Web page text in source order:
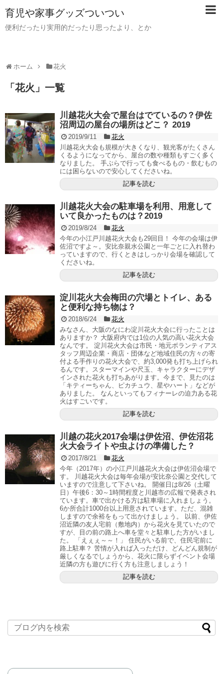
育児や家事グッズついつい
便利だったり実用的だったり思ったより、とか
ホーム 花火
「 花火 」 一覧
川越花火大会で屋台はでているの？伊佐
沼周辺の屋台の場所はどこ？ 2019
2019/9/11
花火
川越花火大会も規模が大きくなり、観光客がたくさん
くるようになってから、屋台の数や種類もすごく多く
なりました。 手ぶらで行っても食べるもの・飲むもの
には困らないので安心してくださいね。
記事を読む
川越花火大会の駐車場を利用、用意して
いて良かったものは？2019
2019/8/24
花火
今年の小江戸川越花火大会も29回目！ 今年の会場は伊
佐沼ですよ～。安比奈親水公園と一年ごとに入れ替わ
っていますので、行くときはしっかり会場を確認して
くださいね。
記事を読む
淀川花火大会梅田の穴場とトイレ、ある
と便利な持ち物は？
2018/6/24
花火
みなさん、大阪のなにわ淀川花火大会に行ったことは
ありますか？ 大阪府内では1位の人気の高い花火大会
なんです。 淀川花火大会は市民・地元ボランティアス
タッフ周辺企業・商店・団体など地域住民の方々の寄
付よる手作りの花火大会で、約3,000発も打ち上げられ
るんです。スターマインや尺玉、キャラクターにデザ
インされた花火も打ちあがります。今まで、見たのは
「キティーちゃん、ピカチュウ、星やハート」などが
ありました。 なんといってもフィナーレの迫力ある花
火はすごいです。
記事を読む
川越の花火2017会場は伊佐沼、伊佐沼花
火大会ライトや虫よけの準備した？
2017/8/21
花火
今年（2017年）の小江戸川越花火大会は伊佐沼会場で
す。 川越花火大会は毎年会場が安比奈公園と交代して
いますので注意して下さいね。 開催日は8/26（土曜
日）午後6：30～1時間程度と川越市の広報で発表され
ています。車で出かける方は駐車場に入れましょう。
6か所合計1000台以上用意されています。ただ、混雑
しますので余裕をもって出かけましょう。 以前、伊佐
沼近隣の友人宅前（敷地内）から花火を見ていたので
すが、目の前の路上へ車を堂々と駐車した方がいまし
た。 「えぇぇ～～！」 住民がいる前で、住民宅前に
路上駐車？ 苦情が入れば入っただけ、どんどん規制が
厳しくなるでしょうから、花火に限らずイベント会場
近隣の方も遊びに行く方も注意しましょう！
記事を読む